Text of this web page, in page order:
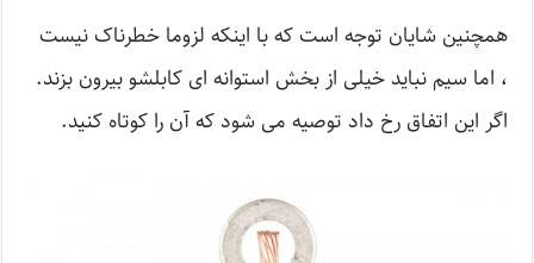
همچنین شایان توجه است که با اینکه لزوما خطرناک نیست
، اما سیم نباید خیلی از بخش استوانه ای کابلشو بیرون بزند.
اگر این اتفاق رخ داد توصیه می شود که آن را کوتاه کنید.